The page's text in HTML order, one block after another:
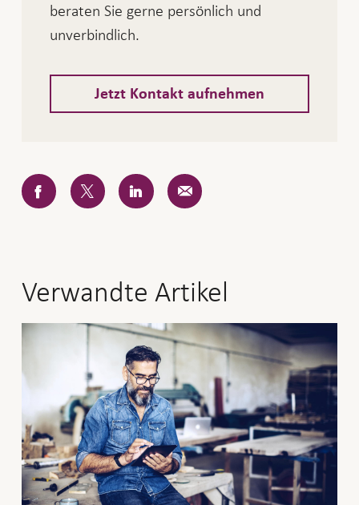
beraten Sie gerne persönlich und
unverbindlich.
Jetzt Kontakt aufnehmen
FacebookTwitterLinkedIn
E-
Mail
Verwandte Artikel